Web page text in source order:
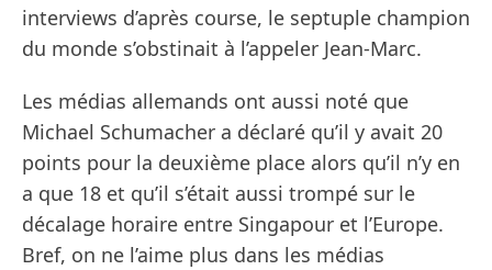
interviews d’après course, le septuple champion
du monde s’obstinait à l’appeler Jean-Marc.
Les médias allemands ont aussi noté que
Michael Schumacher a déclaré qu’il y avait 20
points pour la deuxième place alors qu’il n’y en
a que 18 et qu’il s’était aussi trompé sur le
décalage horaire entre Singapour et l’Europe.
Bref, on ne l’aime plus dans les médias